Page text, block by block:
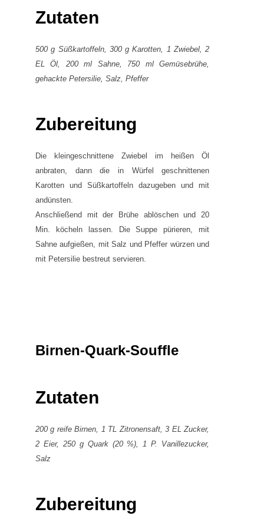
Zutaten
500 g Süßkartoffeln, 300 g Karotten, 1 Zwiebel, 2
EL Öl, 200 ml Sahne, 750 ml Gemüsebrühe,
gehackte Petersilie, Salz, Pfeffer
Zubereitung
Die kleingeschnittene Zwiebel im heißen Öl
anbraten, dann die in Würfel geschnittenen
Karotten und Süßkartoffeln dazugeben und mit
andünsten.
Anschließend mit der Brühe ablöschen und 20
Min. köcheln lassen. Die Suppe pürieren, mit
Sahne aufgießen, mit Salz und Pfeffer würzen und
mit Petersilie bestreut servieren.
Birnen-Quark-Souffle
Zutaten
200 g reife Birnen, 1 TL Zitronensaft, 3 EL Zucker,
2 Eier, 250 g Quark (20 %), 1 P. Vanillezucker,
Salz
Zubereitung